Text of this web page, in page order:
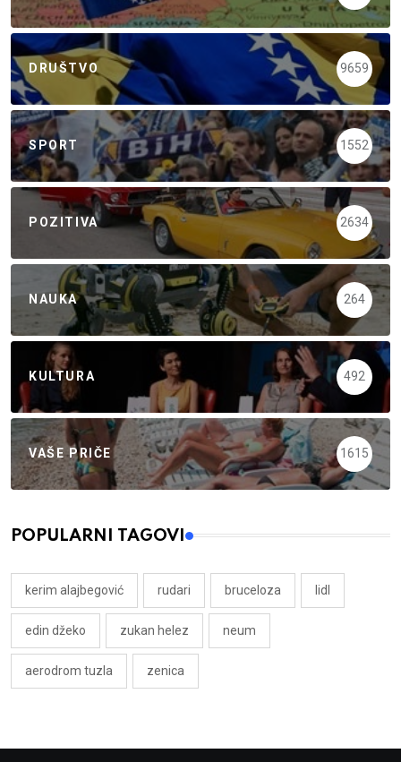
DRUŠTVO 9659
SPORT 1552
POZITIVA 2634
NAUKA 264
KULTURA 492
VAŠE PRIČE 1615
POPULARNI TAGOVI
kerim alajbegović rudari bruceloza lidl
edin džeko zukan helez neum
aerodrom tuzla zenica